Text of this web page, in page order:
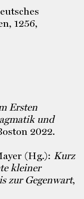
1256,
Ersten
und
2022.
(Hg.): Kurz
kleiner
zur Gegenwart,